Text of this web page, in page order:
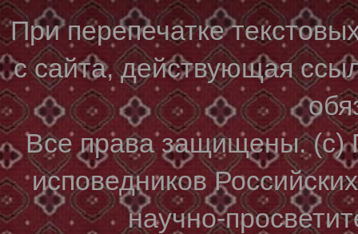
При перепечатке
с сайта, действующая
Все права защищены. (с)
исповедников
научно-